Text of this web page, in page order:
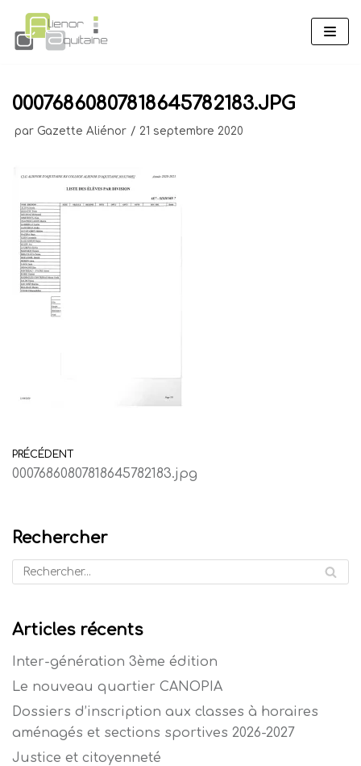
Aller
au
00076860807818645782183.JPG
par Gazette Aliénor 21 septembre 2020
PRÉCÉDENT
00076860807818645782183.jpg
Rechercher
Articles récents
Inter-génération 3ème édition
Le nouveau quartier CANOPIA
Dossiers d’inscription aux classes à horaires
aménagés et sections sportives 2026-2027
Justice et citoyenneté